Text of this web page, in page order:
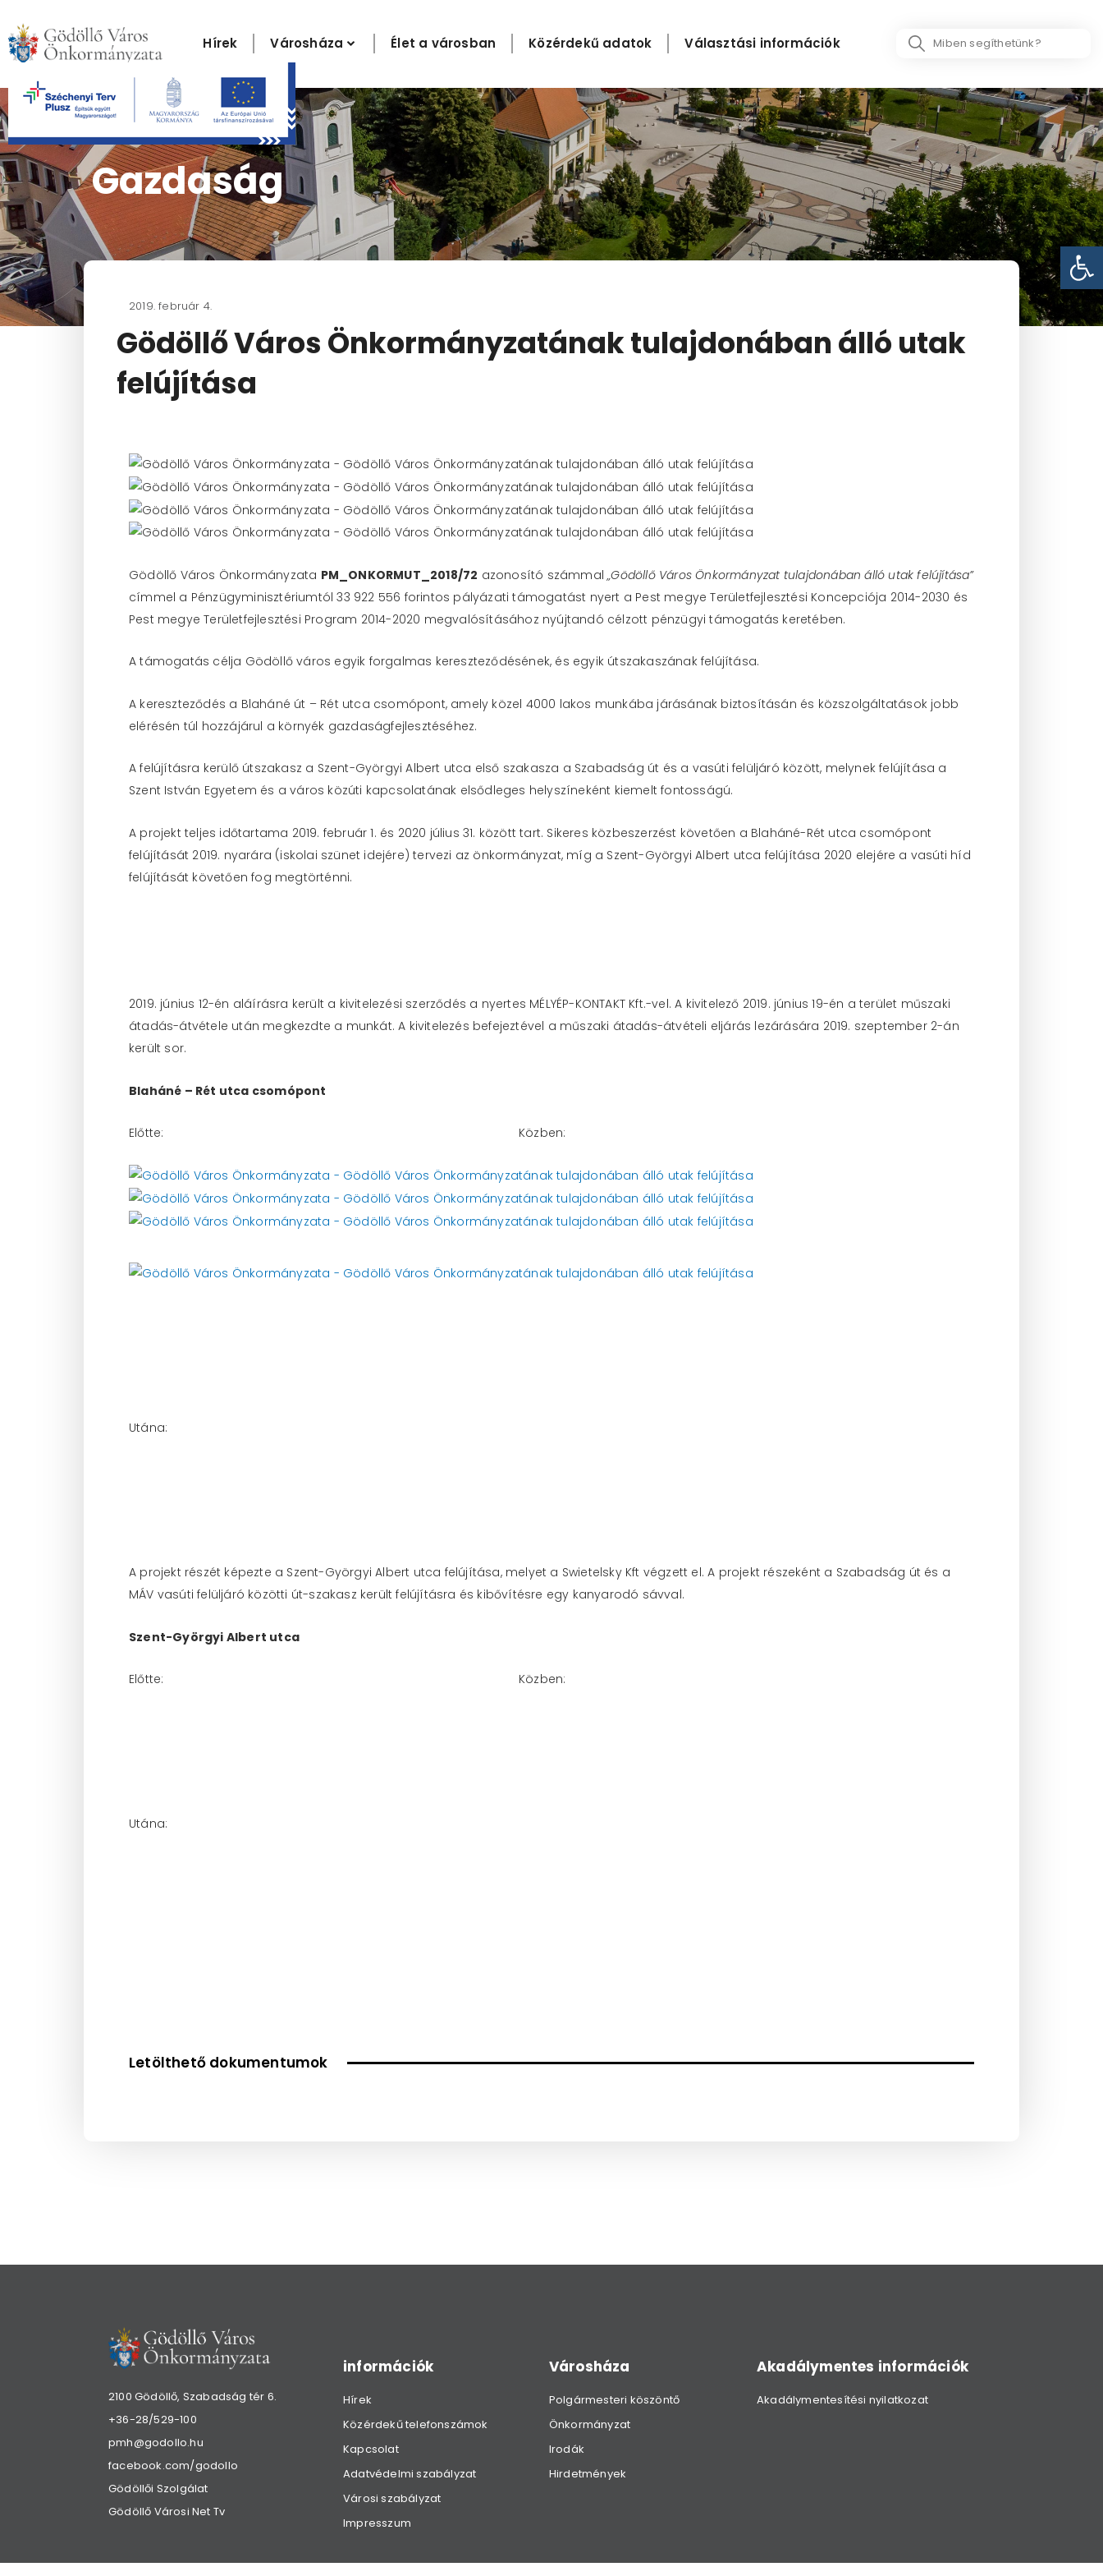
content
Hírek Városháza Élet a városban Közérdekű adatok Választási információk
Search
Gazdaság
2019. február 4.
Gödöllő Város Önkormányzatának tulajdonában álló utak
felújítása
Gödöllő Város Önkormányzata PM_ONKORMUT_2018/72 azonosító számmal„Gödöllő Város Önkormányzat tulajdonában álló utak felújítása”
címmel a Pénzügyminisztériumtól 33 922 556 forintos pályázati támogatást nyert a Pest megye Területfejlesztési Koncepciója 2014-2030 és
Pest megye Területfejlesztési Program 2014-2020 megvalósításához nyújtandó célzott pénzügyi támogatás keretében.
A támogatás célja Gödöllő város egyik forgalmas kereszteződésének, és egyik útszakaszának felújítása.
A kereszteződés a Blaháné út – Rét utca csomópont, amely közel 4000 lakos munkába járásának biztosításán és közszolgáltatások jobb
elérésén túl hozzájárul a környék gazdaságfejlesztéséhez.
A felújításra kerülő útszakasz a Szent-Györgyi Albert utca első szakasza a Szabadság út és a vasúti felüljáró között, melynek felújítása a
Szent István Egyetem és a város közúti kapcsolatának elsődleges helyszíneként kiemelt fontosságú.
A projekt teljes időtartama 2019. február 1. és 2020 július 31. között tart. Sikeres közbeszerzést követően a Blaháné-Rét utca csomópont
felújítását 2019. nyarára (iskolai szünet idejére) tervezi az önkormányzat, míg a Szent-Györgyi Albert utca felújítása 2020 elejére a vasúti híd
felújítását követően fog megtörténni.
2019. június 12-én aláírásra került a kivitelezési szerződés a nyertes MÉLYÉP-KONTAKT Kft.-vel. A kivitelező 2019. június 19-én a terület műszaki
átadás-átvétele után megkezdte a munkát. A kivitelezés befejeztével a műszaki átadás-átvételi eljárás lezárására 2019. szeptember 2-án
került sor.
Blaháné – Rét utca csomópont
Előtte: Közben:
Utána:
A projekt részét képezte a Szent-Györgyi Albert utca felújítása, melyet a Swietelsky Kft végzett el. A projekt részeként a Szabadság út és a
MÁV vasúti felüljáró közötti út-szakasz került felújításra és kibővítésre egy kanyarodó sávval.
Szent-Györgyi Albert utca
Előtte: Közben:
Utána:
Letölthető dokumentumok
2100 Gödöllő, Szabadság tér 6.
+36-28/529-100
pmh@godollo.hu
facebook.com/godollo
Gödöllői Szolgálat
Gödöllő Városi Net Tv
információk
Hírek
Közérdekű telefonszámok
Kapcsolat
Adatvédelmi szabályzat
Városi szabályzat
Impresszum
Városháza
Polgármesteri köszöntő
Önkormányzat
Irodák
Hirdetmények
Akadálymentes információk
Akadálymentesítési nyilatkozat